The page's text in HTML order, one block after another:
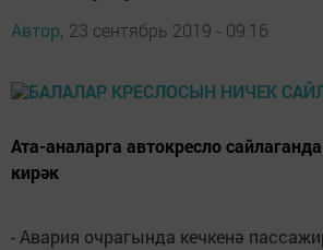
Автор, 23 сентябрь 2019 - 09:16
Ата-аналарга автокресло
кирәк
- Авария очрагында кечкенә